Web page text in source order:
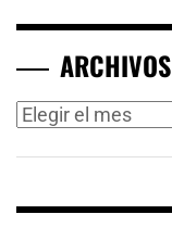
ARCHIVOS
Archivos